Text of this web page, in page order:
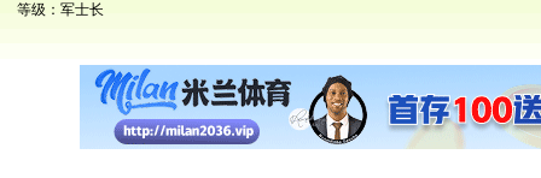
等级： 军士长